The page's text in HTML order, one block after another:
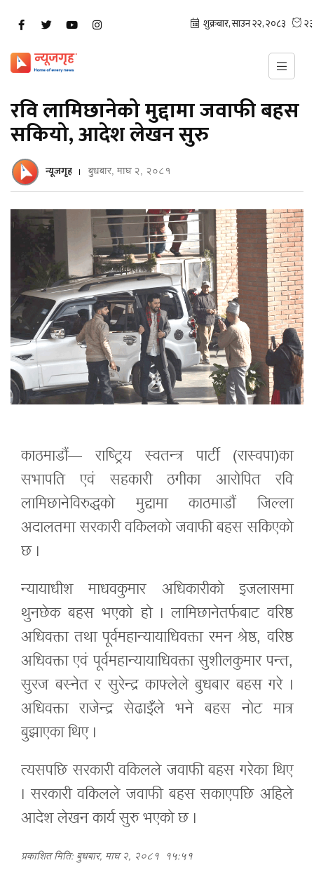
रवि लामिछानेको मुद्दामा जवाफी बहस
सकियो, आदेश लेखन सुरु
न्यूजगृह बुधबार, माघ २, २०८१
काठमाडौं— राष्ट्रिय स्वतन्त्र पार्टी (रास्वपा)का
सभापति एवं सहकारी ठगीका आरोपित रवि
लामिछानेविरुद्धको मुद्दामा काठमाडौं जिल्ला
अदालतमा सरकारी वकिलको जवाफी बहस सकिएको
छ ।
न्यायाधीश माधवकुमार अधिकारीको इजलासमा
थुनछेक बहस भएको हो । लामिछानेतर्फबाट वरिष्ठ
अधिवक्ता तथा पूर्वमहान्यायाधिवक्ता रमन श्रेष्ठ, वरिष्ठ
अधिवक्ता एवं पूर्वमहान्यायाधिवक्ता सुशीलकुमार पन्त,
सुरज बस्नेत र सुरेन्द्र काफ्लेले बुधबार बहस गरे ।
अधिवक्ता राजेन्द्र सेढाइँले भने बहस नोट मात्र
बुझाएका थिए ।
त्यसपछि सरकारी वकिलले जवाफी बहस गरेका थिए
। सरकारी वकिलले जवाफी बहस सकाएपछि अहिले
आदेश लेखन कार्य सुरु भएको छ ।
प्रकाशित मिति: बुधबार, माघ २, २०८१ १५:५१